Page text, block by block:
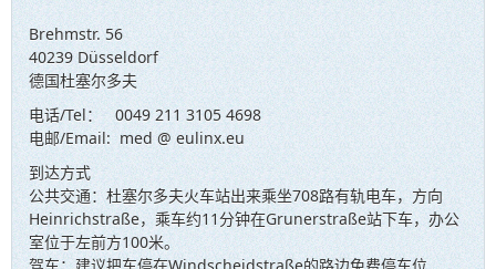
Brehmstr. 56
40239 Düsseldorf
德国杜塞尔多夫
电话/Tel： 0049 211 3105 4698
电邮/Email: med @ eulinx.eu
到达方式
公共交通：杜塞尔多夫火车站出来乘坐708路有轨电车，方向
Heinrichstraße，乘车约11分钟在Grunerstraße站下车，办公
室位于左前方100米。